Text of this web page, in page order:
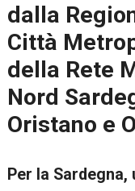
dalla
Città
della Rete
Nord
Oristano e
Per la